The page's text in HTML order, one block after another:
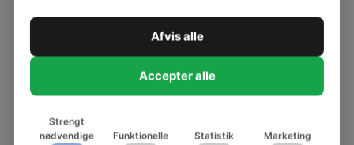
Støj i dagtilbud og SFO
Afvis alle
Accepter alle
Strengt
nødvendige
Funktionelle Statistik Marketing